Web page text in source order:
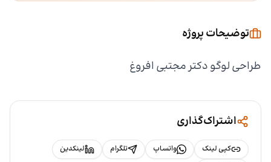
توضیحات پروژه
طراحی لوگو دکتر مجتبی افروغ
اشتراک‌گذاری
کپی لینک واتساپ تلگرام
لینکدین